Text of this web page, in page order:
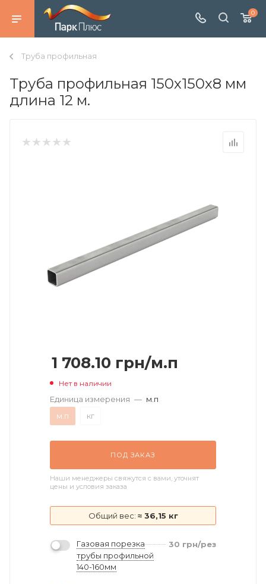
0
Труба профильная
Труба профильная 150х150х8 мм
длина 12 м.
1 708.10 грн/м.п
Нет в наличии
Единица измерения — м.п
м.п
кг
ПОД ЗАКАЗ
Наши менеджеры свяжутся с вами, уточнят
цены и условия заказа
Общий вес: ≈ 36,15 кг
Газовая порезка
трубы профильной
140-160мм
30 грн/рез